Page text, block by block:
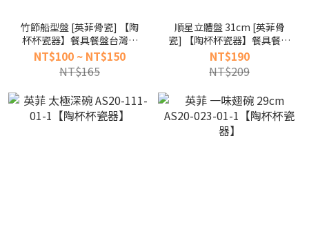
竹節船型盤 [英菲骨瓷] 【陶
杯杯瓷器】餐具餐盤台灣現
貨
NT$100 ~ NT$150
NT$165
順星立體盤 31cm [英菲骨
瓷] 【陶杯杯瓷器】餐具餐盤
台灣現貨
NT$190
NT$209